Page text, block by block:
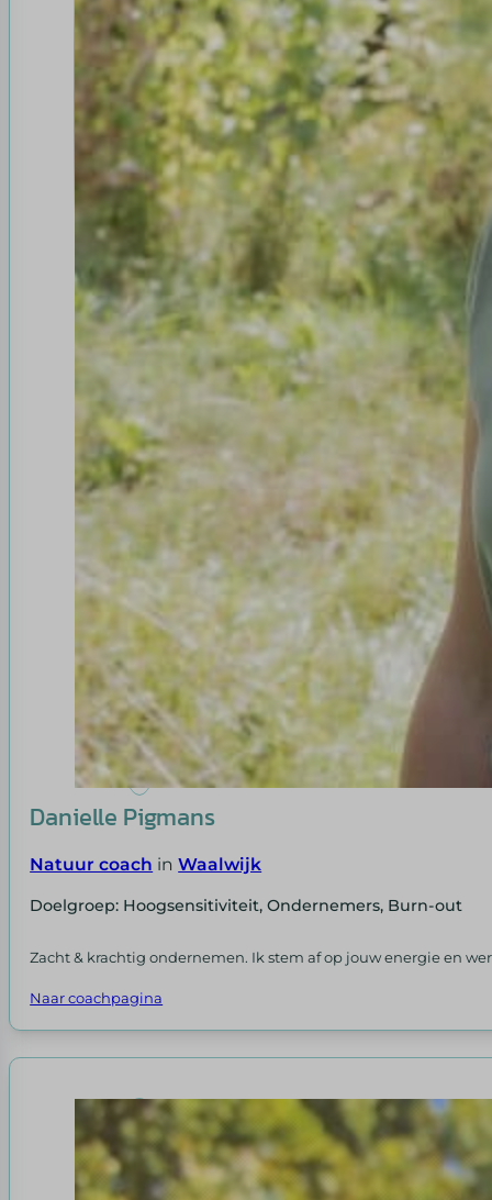
Danielle Pigmans
Natuur coach inWaalwijk
Doelgroep: Hoogsensitiviteit, Ondernemers, Burn-out
Zacht & krachtig ondernemen. Ik stem af op jouw energie en
Naar coachpagina